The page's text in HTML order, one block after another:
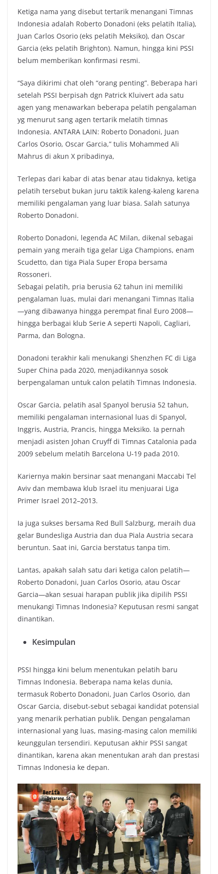
Ketiga nama yang disebut tertarik menangani Timnas
Indonesia adalah Roberto Donadoni (eks pelatih Italia),
Juan Carlos Osorio (eks pelatih Meksiko), dan Oscar
Garcia (eks pelatih Brighton). Namun, hingga kini PSSI
belum memberikan konfirmasi resmi.
“Saya dikirimi chat oleh “orang penting”. Beberapa hari
setelah PSSI berpisah dgn Patrick Kluivert ada satu
agen yang menawarkan beberapa pelatih pengalaman
yg menurut sang agen tertarik melatih timnas
Indonesia. ANTARA LAIN: Roberto Donadoni, Juan
Carlos Osorio, Oscar Garcia,” tulis Mohammed Ali
Mahrus di akun X pribadinya,
Terlepas dari kabar di atas benar atau tidaknya, ketiga
pelatih tersebut bukan juru taktik kaleng-kaleng karena
memiliki pengalaman yang luar biasa. Salah satunya
Roberto Donadoni.
Roberto Donadoni, legenda AC Milan, dikenal sebagai
pemain yang meraih tiga gelar Liga Champions, enam
Scudetto, dan tiga Piala Super Eropa bersama
Rossoneri.
Sebagai pelatih, pria berusia 62 tahun ini memiliki
pengalaman luas, mulai dari menangani Timnas Italia
—yang dibawanya hingga perempat final Euro 2008—
hingga berbagai klub Serie A seperti Napoli, Cagliari,
Parma, dan Bologna.
Donadoni terakhir kali menukangi Shenzhen FC di Liga
Super China pada 2020, menjadikannya sosok
berpengalaman untuk calon pelatih Timnas Indonesia.
Oscar Garcia, pelatih asal Spanyol berusia 52 tahun,
memiliki pengalaman internasional luas di Spanyol,
Inggris, Austria, Prancis, hingga Meksiko. Ia pernah
menjadi asisten Johan Cruyff di Timnas Catalonia pada
2009 sebelum melatih Barcelona U-19 pada 2010.
Kariernya makin bersinar saat menangani Maccabi Tel
Aviv dan membawa klub Israel itu menjuarai Liga
Primer Israel 2012–2013.
Ia juga sukses bersama Red Bull Salzburg, meraih dua
gelar Bundesliga Austria dan dua Piala Austria secara
beruntun. Saat ini, Garcia berstatus tanpa tim.
Lantas, apakah salah satu dari ketiga calon pelatih—
Roberto Donadoni, Juan Carlos Osorio, atau Oscar
Garcia—akan sesuai harapan publik jika dipilih PSSI
menukangi Timnas Indonesia? Keputusan resmi sangat
dinantikan.
Kesimpulan
PSSI hingga kini belum menentukan pelatih baru
Timnas Indonesia. Beberapa nama kelas dunia,
termasuk Roberto Donadoni, Juan Carlos Osorio, dan
Oscar Garcia, disebut-sebut sebagai kandidat potensial
yang menarik perhatian publik. Dengan pengalaman
internasional yang luas, masing-masing calon memiliki
keunggulan tersendiri. Keputusan akhir PSSI sangat
dinantikan, karena akan menentukan arah dan prestasi
Timnas Indonesia ke depan.